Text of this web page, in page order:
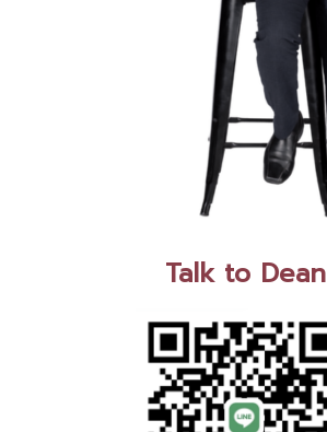
Talk to Dean